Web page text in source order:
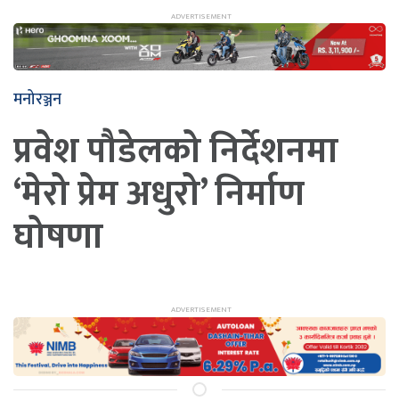
मनोरञ्जन
प्रवेश पौडेलको निर्देशनमा
‘मेरो प्रेम अधुरो’ निर्माण
घोषणा